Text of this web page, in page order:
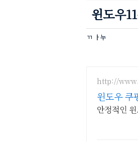
윈도우
ㄲ ㅏ누
http://
윈도우 쿠
안정적인